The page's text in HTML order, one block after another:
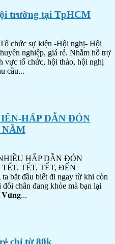
trường tại TpHCM
chức sự kiện -Hội nghị- Hội
nghiệp, giá rẻ. Nhằm hỗ trợ
vực tổ chức, hội thảo, hội nghị
cầu...
HẤP DẪN ĐÓN
NĂM
HẤP DẪN ĐÓN
TẾT, TẾT, ĐẾN
đầu biết đi ngay từ khi còn
chân đang khỏe mà bạn lại
𝐕𝐮̃𝐧𝐠...
chỉ từ 80k